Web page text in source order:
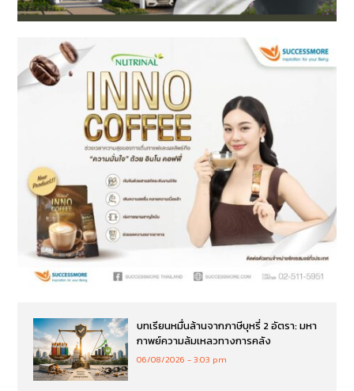
บทเรียนหมื่นล้านจากภาษีบุหรี่ 2 อัตรา: มหา
กาพย์ความล้มเหลวทางการคลัง
06/08/2026 3:03 pm